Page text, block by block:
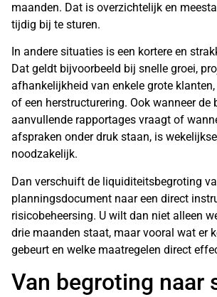
maanden. Dat is overzichtelijk en
tijdig bij te sturen.
In andere situaties is een kortere en
Dat geldt bijvoorbeeld bij snelle groei,
afhankelijkheid van enkele grote
of een herstructurering. Ook wanneer de
aanvullende rapportages vraagt of
afspraken onder druk staan, is
noodzakelijk.
Dan verschuift de liquiditeitsbegroting
planningsdocument naar een direct
risicobeheersing. U wilt dan niet alleen
drie maanden staat, maar vooral wat er
gebeurt en welke maatregelen direct
Van begroting naar